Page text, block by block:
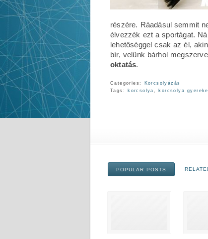
részére. Ráadásul semmit
élvezzék ezt a sportágat.
lehetőséggel csak az él,
bír, velünk bárhol
oktatás.
Categories:
Korcsolyázás
Tags:
korcsolya , korcsolya
POPULAR POSTS